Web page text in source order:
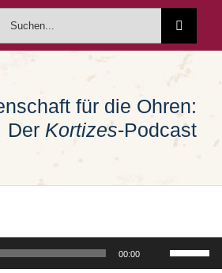
nach:
für die Ohren:
Der Kortizes-Podcast
00:00
Hoch/